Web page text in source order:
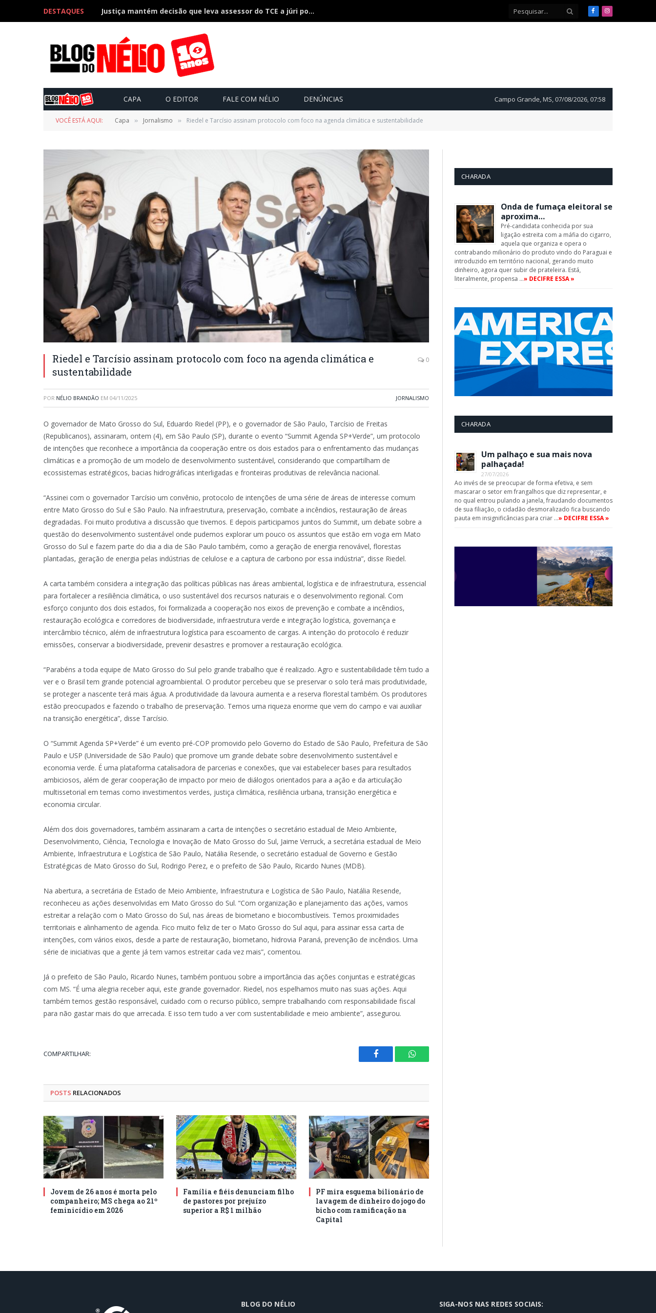
DESTAQUES Justiça mantém decisão que leva assessor do TCE a júri popular por morte de pescador FacebookInstagram
CAPA O EDITOR FALE COM NÉLIO DENÚNCIAS Campo Grande, MS, 07/08/2026, 07:58
VOCÊ ESTÁ AQUI: Capa » Jornalismo » Riedel e Tarcísio assinam protocolo com foco na agenda climática e sustentabilidade
Riedel e Tarcísio assinam protocolo com foco na agenda climática e
sustentabilidade
0
POR NÉLIO BRANDÃO EM 04/11/2025 JORNALISMO
O governador de Mato Grosso do Sul, Eduardo Riedel (PP), e o governador de São Paulo, Tarcísio de Freitas
(Republicanos), assinaram, ontem (4), em São Paulo (SP), durante o evento “Summit Agenda SP+Verde”, um protocolo
de intenções que reconhece a importância da cooperação entre os dois estados para o enfrentamento das mudanças
climáticas e a promoção de um modelo de desenvolvimento sustentável, considerando que compartilham de
ecossistemas estratégicos, bacias hidrográficas interligadas e fronteiras produtivas de relevância nacional.
“Assinei com o governador Tarcísio um convênio, protocolo de intenções de uma série de áreas de interesse comum
entre Mato Grosso do Sul e São Paulo. Na infraestrutura, preservação, combate a incêndios, restauração de áreas
degradadas. Foi muito produtiva a discussão que tivemos. E depois participamos juntos do Summit, um debate sobre a
questão do desenvolvimento sustentável onde pudemos explorar um pouco os assuntos que estão em voga em Mato
Grosso do Sul e fazem parte do dia a dia de São Paulo também, como a geração de energia renovável, florestas
plantadas, geração de energia pelas indústrias de celulose e a captura de carbono por essa indústria”, disse Riedel.
A carta também considera a integração das políticas públicas nas áreas ambiental, logística e de infraestrutura, essencial
para fortalecer a resiliência climática, o uso sustentável dos recursos naturais e o desenvolvimento regional. Com
esforço conjunto dos dois estados, foi formalizada a cooperação nos eixos de prevenção e combate a incêndios,
restauração ecológica e corredores de biodiversidade, infraestrutura verde e integração logística, governança e
intercâmbio técnico, além de infraestrutura logística para escoamento de cargas. A intenção do protocolo é reduzir
emissões, conservar a biodiversidade, prevenir desastres e promover a restauração ecológica.
“Parabéns a toda equipe de Mato Grosso do Sul pelo grande trabalho que é realizado. Agro e sustentabilidade têm tudo a
ver e o Brasil tem grande potencial agroambiental. O produtor percebeu que se preservar o solo terá mais produtividade,
se proteger a nascente terá mais água. A produtividade da lavoura aumenta e a reserva florestal também. Os produtores
estão preocupados e fazendo o trabalho de preservação. Temos uma riqueza enorme que vem do campo e vai auxiliar
na transição energética”, disse Tarcísio.
O “Summit Agenda SP+Verde” é um evento pré-COP promovido pelo Governo do Estado de São Paulo, Prefeitura de São
Paulo e USP (Universidade de São Paulo) que promove um grande debate sobre desenvolvimento sustentável e
economia verde. É uma plataforma catalisadora de parcerias e conexões, que vai estabelecer bases para resultados
ambiciosos, além de gerar cooperação de impacto por meio de diálogos orientados para a ação e da articulação
multissetorial em temas como investimentos verdes, justiça climática, resiliência urbana, transição energética e
economia circular.
Além dos dois governadores, também assinaram a carta de intenções o secretário estadual de Meio Ambiente,
Desenvolvimento, Ciência, Tecnologia e Inovação de Mato Grosso do Sul, Jaime Verruck, a secretária estadual de Meio
Ambiente, Infraestrutura e Logística de São Paulo, Natália Resende, o secretário estadual de Governo e Gestão
Estratégicas de Mato Grosso do Sul, Rodrigo Perez, e o prefeito de São Paulo, Ricardo Nunes (MDB).
Na abertura, a secretária de Estado de Meio Ambiente, Infraestrutura e Logística de São Paulo, Natália Resende,
reconheceu as ações desenvolvidas em Mato Grosso do Sul. “Com organização e planejamento das ações, vamos
estreitar a relação com o Mato Grosso do Sul, nas áreas de biometano e biocombustíveis. Temos proximidades
territoriais e alinhamento de agenda. Fico muito feliz de ter o Mato Grosso do Sul aqui, para assinar essa carta de
intenções, com vários eixos, desde a parte de restauração, biometano, hidrovia Paraná, prevenção de incêndios. Uma
série de iniciativas que a gente já tem vamos estreitar cada vez mais”, comentou.
Já o prefeito de São Paulo, Ricardo Nunes, também pontuou sobre a importância das ações conjuntas e estratégicas
com MS. “É uma alegria receber aqui, este grande governador. Riedel, nos espelhamos muito nas suas ações. Aqui
também temos gestão responsável, cuidado com o recurso público, sempre trabalhando com responsabilidade fiscal
para não gastar mais do que arrecada. E isso tem tudo a ver com sustentabilidade e meio ambiente”, assegurou.
COMPARTILHAR:
Facebook WhatsApp
POSTS RELACIONADOS
Jovem de 26 anos é morta pelo
companheiro; MS chega ao 21º
feminicídio em 2026
Família e fiéis denunciam filho
de pastores por prejuízo
superior a R$ 1 milhão
PF mira esquema bilionário de
lavagem de dinheiro do jogo do
bicho com ramificação na
Capital
CHARADA
Onda de fumaça eleitoral se
aproxima…
Pré-candidata conhecida por sua
ligação estreita com a máfia do cigarro,
aquela que organiza e opera o
contrabando milionário do produto vindo do Paraguai e
introduzido em território nacional, gerando muito
dinheiro, agora quer subir de prateleira. Está,
literalmente, propensa …» DECIFRE ESSA »
CHARADA
Um palhaço e sua mais nova
palhaçada!
27/07/2026
Ao invés de se preocupar de forma efetiva, e sem
mascarar o setor em frangalhos que diz representar, e
no qual entrou pulando a janela, fraudando documentos
de sua filiação, o cidadão desmoralizado fica buscando
pauta em insignificâncias para criar …» DECIFRE ESSA »
BLOG DO NÉLIO SIGA-NOS NAS REDES SOCIAIS: